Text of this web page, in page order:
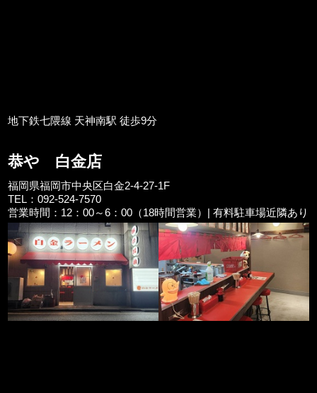
地下鉄七隈線 天神南駅 徒歩9分
恭や 白金店
福岡県福岡市中央区白金2-4-27-1F
TEL：092-524-7570
営業時間：12：00～6：00（18時間営業）| 有料駐車場近隣あり